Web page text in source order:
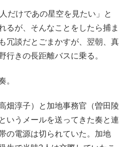
だけであの星空を見たい」と
るが、そんなことをしたら捕ま
冗談だとごまかすが、翌朝、真
行きの長距離バスに乗る。
。
畑淳子）と加地事務官（曽田陵
いうメールを送ってきた奏と連
の電源は切られていた。加地